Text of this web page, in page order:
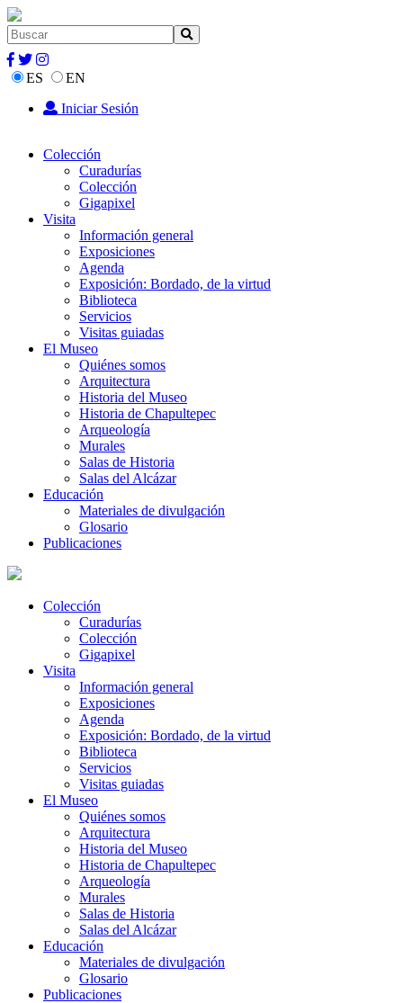
ES
EN
Iniciar Sesión
Colección
Curadurías
Colección
Gigapixel
Visita
Información general
Exposiciones
Agenda
Exposición: Bordado, de la virtud
Biblioteca
Servicios
Visitas guiadas
El Museo
Quiénes somos
Arquitectura
Historia del Museo
Historia de Chapultepec
Arqueología
Murales
Salas de Historia
Salas del Alcázar
Educación
Materiales de divulgación
Glosario
Publicaciones
Colección
Curadurías
Colección
Gigapixel
Visita
Información general
Exposiciones
Agenda
Exposición: Bordado, de la virtud
Biblioteca
Servicios
Visitas guiadas
El Museo
Quiénes somos
Arquitectura
Historia del Museo
Historia de Chapultepec
Arqueología
Murales
Salas de Historia
Salas del Alcázar
Educación
Materiales de divulgación
Glosario
Publicaciones